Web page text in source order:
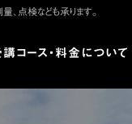
、点検なども承ります。
講コース・料金について